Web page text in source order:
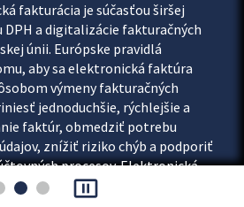
fakturácia je súčasťou širšej
DPH a digitalizácie fakturačných
únii. Európske pravidlá
aby sa elektronická faktúra
výmeny fakturačných
jednoduchšie, rýchlejšie a
faktúr, obmedziť potrebu
znížiť riziko chýb a podporiť
procesov. Elektronická
pause_presentation